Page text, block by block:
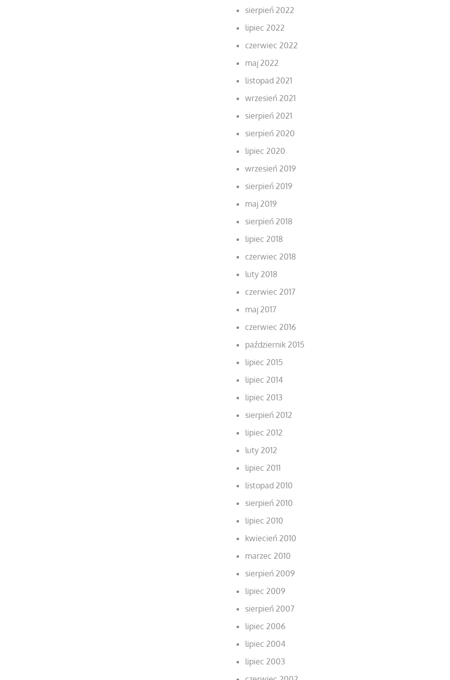
sierpień 2022
lipiec 2022
czerwiec 2022
maj 2022
listopad 2021
wrzesień 2021
sierpień 2021
sierpień 2020
lipiec 2020
wrzesień 2019
sierpień 2019
maj 2019
sierpień 2018
lipiec 2018
czerwiec 2018
luty 2018
czerwiec 2017
maj 2017
czerwiec 2016
październik 2015
lipiec 2015
lipiec 2014
lipiec 2013
sierpień 2012
lipiec 2012
luty 2012
lipiec 2011
listopad 2010
sierpień 2010
lipiec 2010
kwiecień 2010
marzec 2010
sierpień 2009
lipiec 2009
sierpień 2007
lipiec 2006
lipiec 2004
lipiec 2003